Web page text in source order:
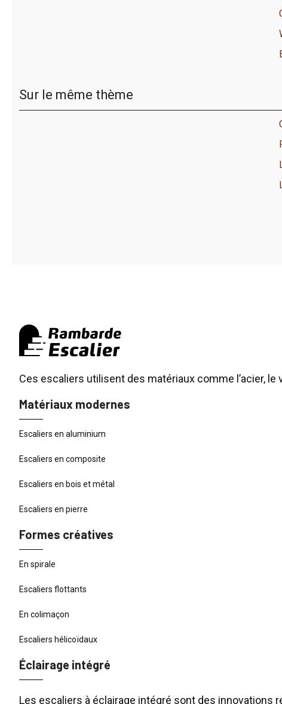
Sur le même thème
Ces escaliers utilisent des matériaux comme l’acier,
Matériaux modernes
Escaliers en aluminium
Escaliers en composite
Escaliers en bois et métal
Escaliers en pierre
Formes créatives
En spirale
Escaliers flottants
En colimaçon
Escaliers hélicoïdaux
Éclairage intégré
Les escaliers à éclairage intégré sont des